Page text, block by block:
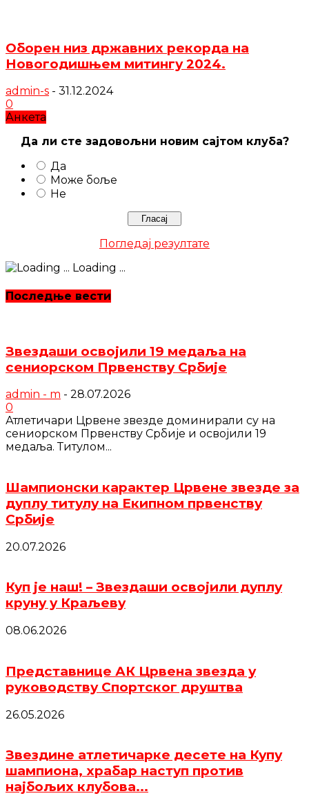
Оборен низ државних рекорда на
Новогодишњем митингу 2024.
admin-s - 31.12.2024
0
Анкета
Да ли сте задовољни новим сајтом клуба?
Да
Може боље
Не
Погледај резултате
Loading ...
Последње вести
Звездаши освојили 19 медаља на
сениорском Првенству Србије
admin - m - 28.07.2026
0
Атлетичари Црвене звезде доминирали су на
сениорском Првенству Србије и освојили 19
медаља. Титулом...
Шампионски карактер Црвене звезде за
дуплу титулу на Екипном првенству
Србије
20.07.2026
Куп је наш! – Звездаши освојили дуплу
круну у Краљеву
08.06.2026
Представнице АК Црвена звезда у
руководству Спортског друштва
26.05.2026
Звездине атлетичарке десете на Купу
шампиона, храбар наступ против
најбољих клубова...